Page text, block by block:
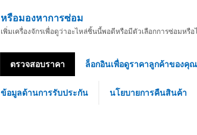
หรือมองหาการซ่อม
เพิ่มเครื่องจักรเพื่อดูว่าอะไหล่ชิ้นนี้พอดีหรือมีตัวเลือกการซ่อมหรือ
ตรวจสอบราคา ล็อกอินเพื่อดูราคาลูกค้าของคุณ
ข้อมูลด้านการรับประกัน นโยบายการคืนสินค้า